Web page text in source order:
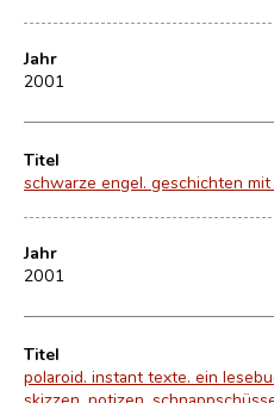
Jahr
2001
Titel
schwarze engel. geschichten
Jahr
2001
Titel
polaroid. instant texte. ein